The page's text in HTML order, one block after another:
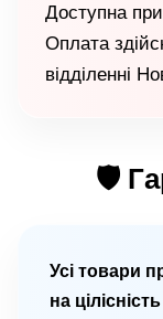
Доступна
Оплата
відділенні
🛡
Усі товари
на